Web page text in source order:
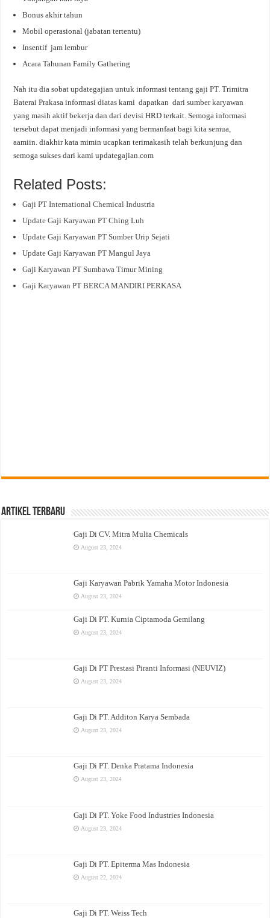
Bonus akhir tahun
Mobil operasional (jabatan tertentu)
Insentif jam lembur
Acara Tahunan Family Gathering
Nah itu dia sobat updategajian untuk informasi tentang gaji PT. Trimitra
Baterai Prakasa informasi diatas kami dapatkan dari sumber karyawan
yang masih aktif bekerja dan dari devisi HRD terkait. Semoga informasi
tersebut dapat menjadi informasi yang bermanfaat bagi kita semua,
aamiin. diakhir kata mimin ucapkan terimakasih telah berkunjung dan
semoga sukses dari kami updategajian.com
Related Posts:
Gaji PT International Chemical Industria
Update Gaji Karyawan PT Ching Luh
Update Gaji Karyawan PT Sumber Urip Sejati
Update Gaji Karyawan PT Mangul Jaya
Gaji Karyawan PT Sumbawa Timur Mining
Gaji Karyawan PT BERCA MANDIRI PERKASA
Artikel Terbaru
Gaji Di CV. Mitra Mulia Chemicals
August 23, 2024
Gaji Karyawan Pabrik Yamaha Motor Indonesia
August 23, 2024
Gaji Di PT. Kurnia Ciptamoda Gemilang
August 23, 2024
Gaji Di PT Prestasi Piranti Informasi (NEUVIZ)
August 23, 2024
Gaji Di PT. Additon Karya Sembada
August 23, 2024
Gaji Di PT. Denka Pratama Indonesia
August 23, 2024
Gaji Di PT. Yoke Food Industries Indonesia
August 23, 2024
Gaji Di PT. Epiterma Mas Indonesia
August 22, 2024
Gaji Di PT. Weiss Tech